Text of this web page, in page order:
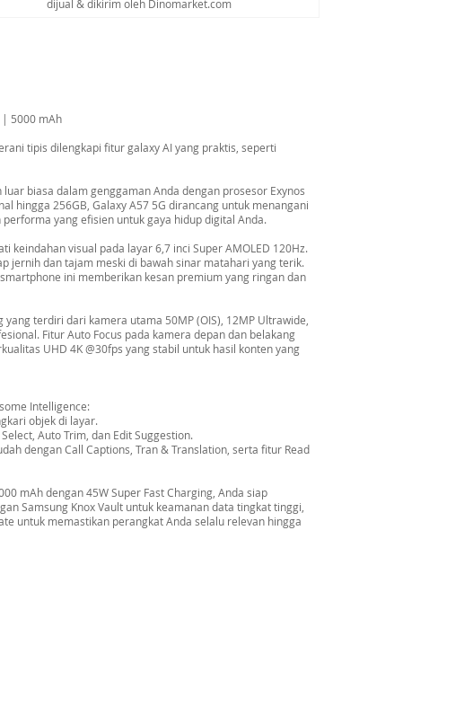
dijual & dikirim oleh Dinomarket.com
| 5000 mAh
tipis dilengkapi fitur galaxy AI yang praktis, seperti
biasa dalam genggaman Anda dengan prosesor Exynos
hingga 256GB, Galaxy A57 5G dirancang untuk menangani
yang efisien untuk gaya hidup digital Anda.
keindahan visual pada layar 6,7 inci Super AMOLED 120Hz.
jernih dan tajam meski di bawah sinar matahari yang terik.
ini memberikan kesan premium yang ringan dan
terdiri dari kamera utama 50MP (OIS), 12MP Ultrawide,
Fitur Auto Focus pada kamera depan dan belakang
UHD 4K @30fps yang stabil untuk hasil konten yang
Intelligence:
objek di layar.
Auto Trim, dan Edit Suggestion.
dengan Call Captions, Tran & Translation, serta fitur Read
mAh dengan 45W Super Fast Charging, Anda siap
Samsung Knox Vault untuk keamanan data tingkat tinggi,
untuk memastikan perangkat Anda selalu relevan hingga